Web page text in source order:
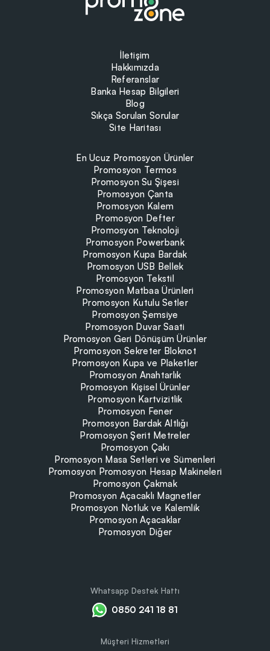
İletişim
Hakkımızda
Referanslar
Banka Hesap Bilgileri
Blog
Sıkça Sorulan Sorular
Site Haritası
En Ucuz Promosyon Ürünler
Promosyon Termos
Promosyon Su Şişesi
Promosyon Çanta
Promosyon Kalem
Promosyon Defter
Promosyon Teknoloji
Promosyon Powerbank
Promosyon Kupa Bardak
Promosyon USB Bellek
Promosyon Tekstil
Promosyon Matbaa Ürünleri
Promosyon Kutulu Setler
Promosyon Şemsiye
Promosyon Duvar Saati
Promosyon Geri Dönüşüm Ürünler
Promosyon Sekreter Bloknot
Promosyon Kupa ve Plaketler
Promosyon Anahtarlık
Promosyon Kişisel Ürünler
Promosyon Kartvizitlik
Promosyon Fener
Promosyon Bardak Altlığı
Promosyon Şerit Metreler
Promosyon Çakı
Promosyon Masa Setleri ve Sümenleri
Promosyon Promosyon Hesap Makineleri
Promosyon Çakmak
Promosyon Açacaklı Magnetler
Promosyon Notluk ve Kalemlik
Promosyon Açacaklar
Promosyon Diğer
Whatsapp Destek Hattı
0850 241 18 81
Müşteri Hizmetleri